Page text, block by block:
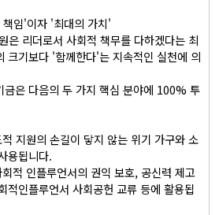
임'이자 '최대의 가치'
은 리더로서 사회적 책무를 다하겠다는 최
크기보다 '함께한다'는 지속적인 실천에 의
금은 다음의 두 가지 핵심 분야에 100% 투
지원의 손길이 닿지 않는 위기 가구와 소
용됩니다.
적 인플루언서의 권익 보호, 공신력 제고
적인플루언서 사회공헌 교류 등에 활용됩